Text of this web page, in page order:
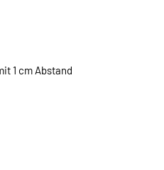
1 cm Abstand